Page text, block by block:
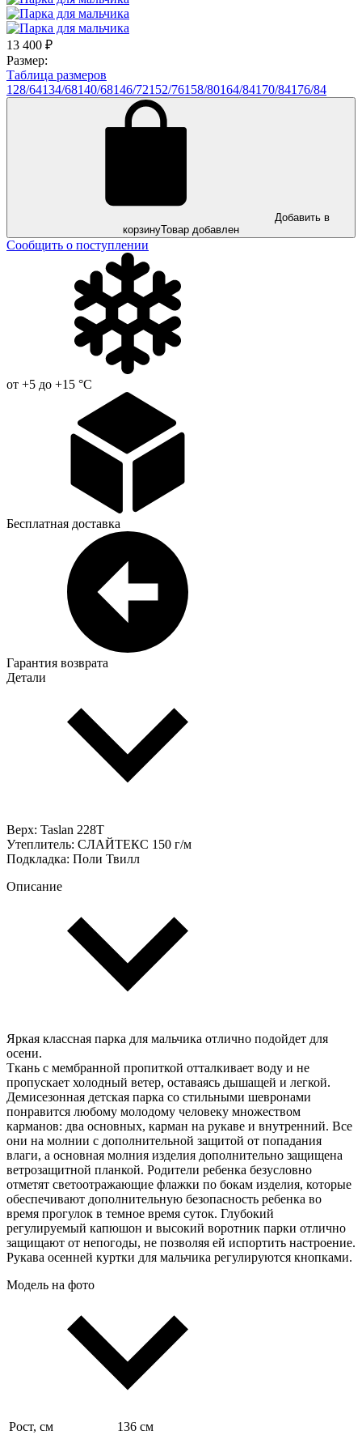
13 400 ₽
Размер:
Таблица размеров
128/64134/68140/68146/72152/76158/80164/84170/84176/84
Добавить в
корзинуТовар добавлен
Сообщить о поступлении
от +5 до +15 °С
Бесплатная доставка
Гарантия возврата
Детали
Верх: Taslan 228T
Утеплитель: СЛАЙТЕКС 150 г/м
Подкладка: Поли Твилл
Описание
Яркая классная парка для мальчика отлично подойдет для
осени.
Ткань с мембранной пропиткой отталкивает воду и не
пропускает холодный ветер, оставаясь дышащей и легкой.
Демисезонная детская парка со стильными шевронами
понравится любому молодому человеку множеством
карманов: два основных, карман на рукаве и внутренний. Все
они на молнии с дополнительной защитой от попадания
влаги, а основная молния изделия дополнительно защищена
ветрозащитной планкой. Родители ребенка безусловно
отметят светоотражающие флажки по бокам изделия, которые
обеспечивают дополнительную безопасность ребенка во
время прогулок в темное время суток. Глубокий
регулируемый капюшон и высокий воротник парки отлично
защищают от непогоды, не позволяя ей испортить настроение.
Рукава осенней куртки для мальчика регулируются кнопками.
Модель на фото
Рост, см 136 см